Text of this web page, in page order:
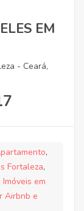
EM
- Ceará,
,
Fortaleza,
Imóveis em
Airbnb e